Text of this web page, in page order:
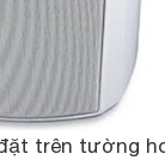
trên tường